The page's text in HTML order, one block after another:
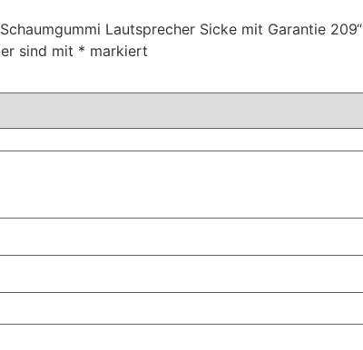
Lautsprecher Sicke mit Garantie 209“
sind mit * markiert